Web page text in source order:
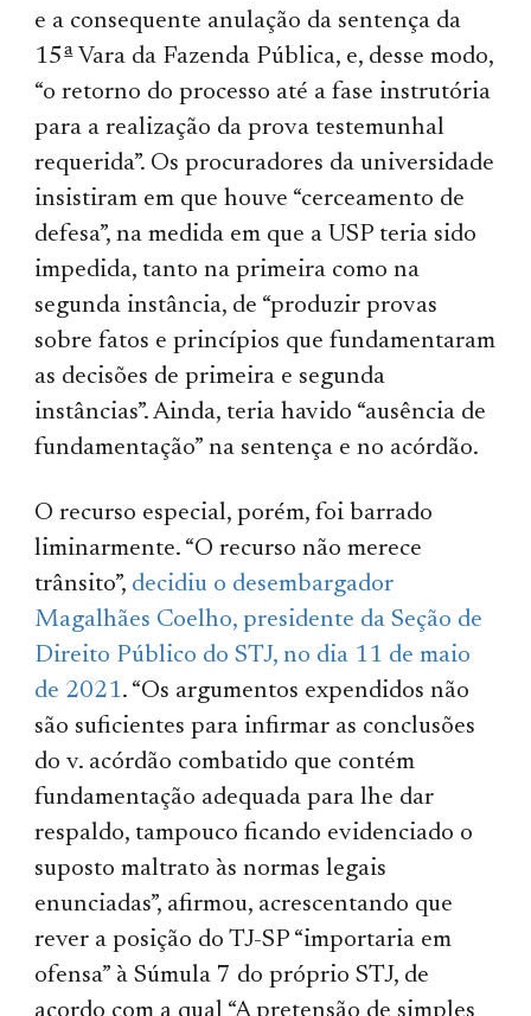
e a consequente anulação da sentença da
15ª Vara da Fazenda Pública, e, desse modo,
“o retorno do processo até a fase instrutória
para a realização da prova testemunhal
requerida”. Os procuradores da universidade
insistiram em que houve “cerceamento de
defesa”, na medida em que a USP teria sido
impedida, tanto na primeira como na
segunda instância, de “produzir provas
sobre fatos e princípios que fundamentaram
as decisões de primeira e segunda
instâncias”. Ainda, teria havido “ausência de
fundamentação” na sentença e no acórdão.
O recurso especial, porém, foi barrado
liminarmente. “O recurso não merece
trânsito”, decidiu o desembargador
Magalhães Coelho, presidente da Seção de
Direito Público do STJ, no dia 11 de maio
de 2021. “Os argumentos expendidos não
são suficientes para infirmar as conclusões
do v. acórdão combatido que contém
fundamentação adequada para lhe dar
respaldo, tampouco ficando evidenciado o
suposto maltrato às normas legais
enunciadas”, afirmou, acrescentando que
rever a posição do TJ-SP “importaria em
ofensa” à Súmula 7 do próprio STJ, de